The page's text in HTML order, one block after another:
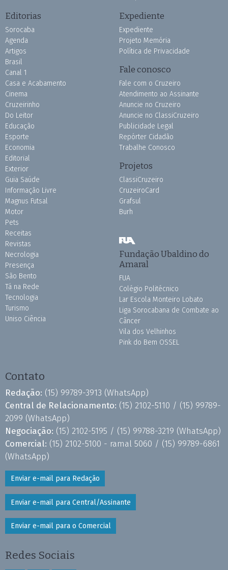
Editorias
Sorocaba
Agenda
Artigos
Brasil
Canal 1
Casa e Acabamento
Cinema
Cruzeirinho
Do Leitor
Educação
Esporte
Economia
Editorial
Exterior
Guia Saúde
Informação Livre
Magnus Futsal
Motor
Pets
Receitas
Revistas
Necrologia
Presença
São Bento
Tá na Rede
Tecnologia
Turismo
Uniso Ciência
Expediente
Expediente
Projeto Memória
Política de Privacidade
Fale conosco
Fale com o Cruzeiro
Atendimento ao Assinante
Anuncie no Cruzeiro
Anuncie no ClassiCruzeiro
Publicidade Legal
Repórter Cidadão
Trabalhe Conosco
Projetos
ClassiCruzeiro
CruzeiroCard
Grafsul
Burh
Fundação Ubaldino do
Amaral
FUA
Colégio Politécnico
Lar Escola Monteiro Lobato
Liga Sorocabana de Combate ao
Câncer
Vila dos Velhinhos
Pink do Bem OSSEL
Contato
Redação: (15) 99789-3913 (WhatsApp)
Central de Relacionamento: (15) 2102-5110 / (15) 99789-
2099 (WhatsApp)
Negociação: (15) 2102-5195 / (15) 99788-3219 (WhatsApp)
Comercial: (15) 2102-5100 - ramal 5060 / (15) 99789-6861
(WhatsApp)
Enviar e-mail para Redação
Enviar e-mail para Central/Assinante
Enviar e-mail para o Comercial
Redes Sociais